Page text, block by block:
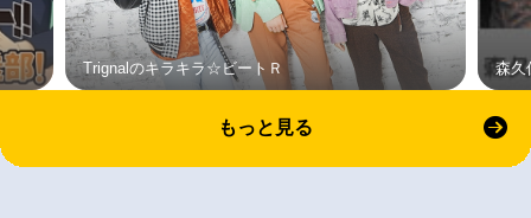
Trignalのキラキラ☆ビートＲ 森久
もっと見る